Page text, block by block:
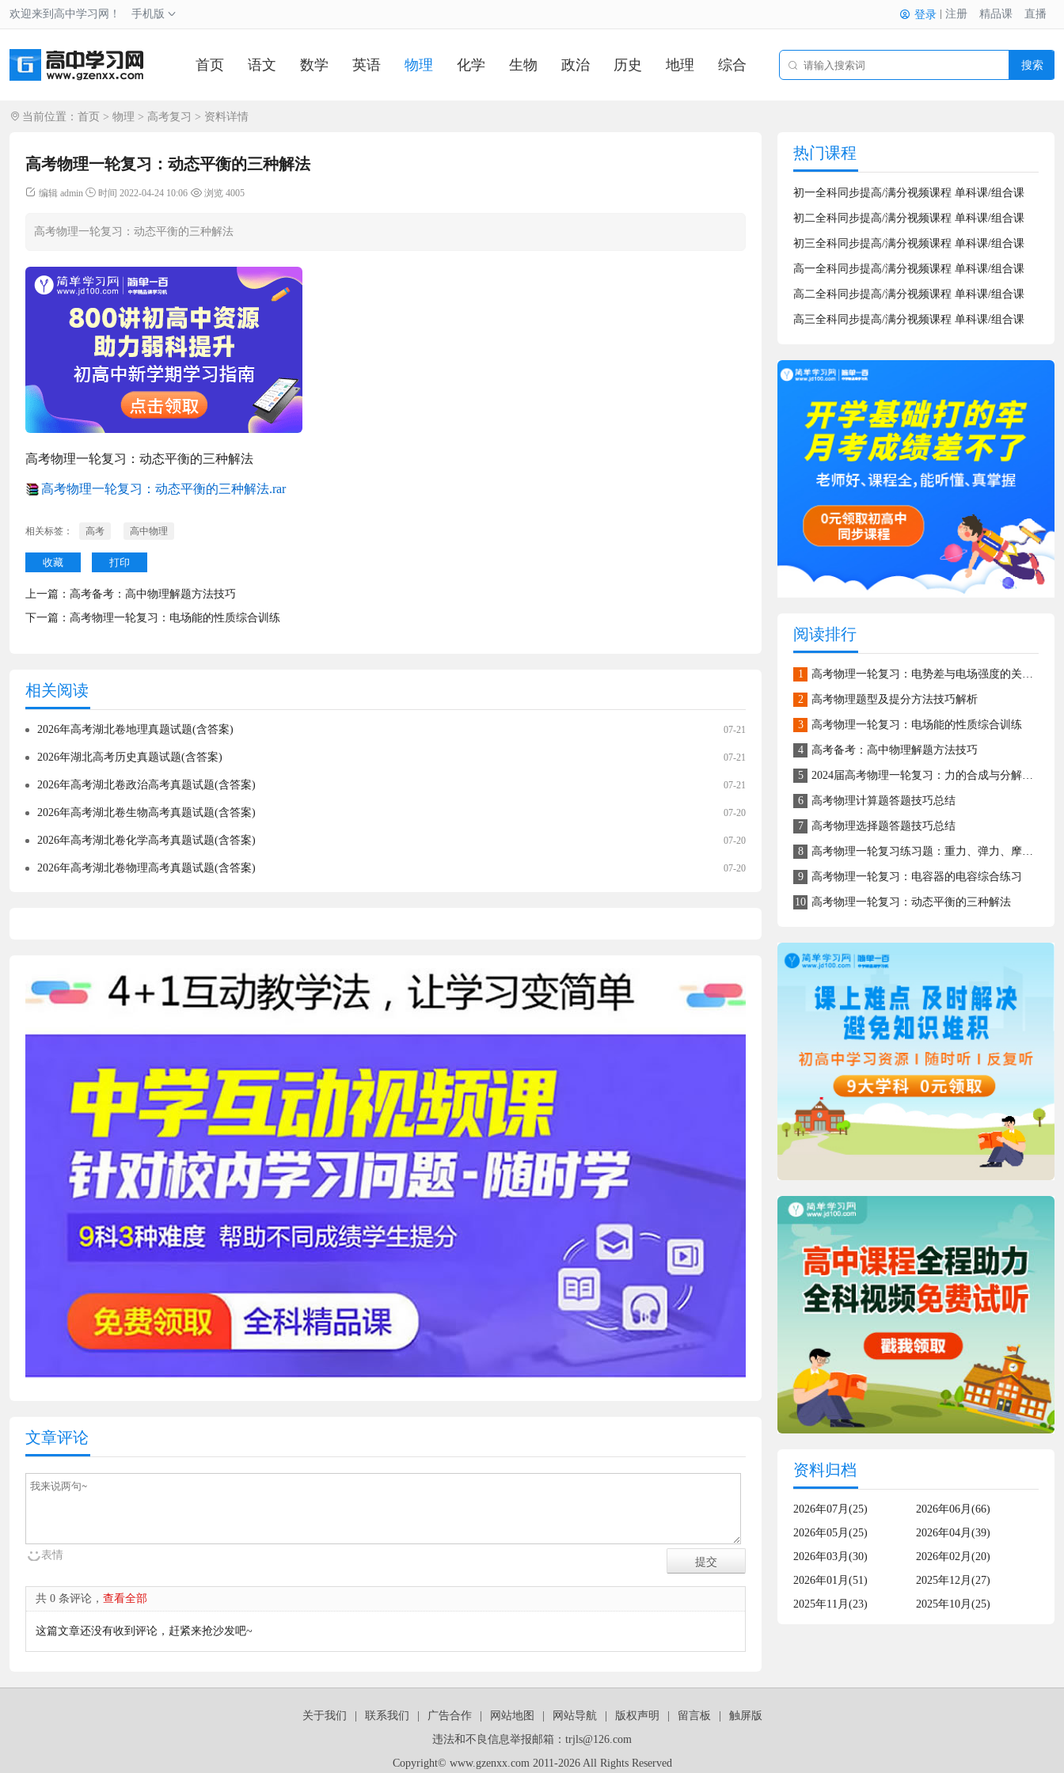
欢迎来到高中学习网！ 手机版 登录 注册 精品课 直播
首页 语文 数学 英语 物理 化学 生物 政治 历史 地理 综合 搜索
当前位置： 首页 > 物理 > 高考复习 > 资料详情
高考物理一轮复习：动态平衡的三种解法
编辑 admin 时间 2022-04-24 10:06 浏览 4005
高考物理一轮复习：动态平衡的三种解法
高考物理一轮复习：动态平衡的三种解法
高考物理一轮复习：动态平衡的三种解法.rar
相关标签： 高考 高中物理
收藏 打印
上一篇： 高考备考：高中物理解题方法技巧
下一篇： 高考物理一轮复习：电场能的性质综合训练
相关阅读
07-21
2026年高考湖北卷地理真题试题(含答案)
07-21
2026年湖北高考历史真题试题(含答案)
07-21
2026年高考湖北卷政治高考真题试题(含答案)
07-20
2026年高考湖北卷生物高考真题试题(含答案)
07-20
2026年高考湖北卷化学高考真题试题(含答案)
07-20
2026年高考湖北卷物理高考真题试题(含答案)
文章评论
表情
共 0 条评论， 查看全部
这篇文章还没有收到评论，赶紧来抢沙发吧~
热门课程
初一全科同步提高/满分视频课程 单科课/组合课
初二全科同步提高/满分视频课程 单科课/组合课
初三全科同步提高/满分视频课程 单科课/组合课
高一全科同步提高/满分视频课程 单科课/组合课
高二全科同步提高/满分视频课程 单科课/组合课
高三全科同步提高/满分视频课程 单科课/组合课
阅读排行
1 高考物理一轮复习：电势差与电场强度的关系综合训练
2 高考物理题型及提分方法技巧解析
3 高考物理一轮复习：电场能的性质综合训练
4 高考备考：高中物理解题方法技巧
5 2024届高考物理一轮复习：力的合成与分解备考必刷卷
6 高考物理计算题答题技巧总结
7 高考物理选择题答题技巧总结
8 高考物理一轮复习练习题：重力、弹力、摩擦力
9 高考物理一轮复习：电容器的电容综合练习
10 高考物理一轮复习：动态平衡的三种解法
资料归档
2026年07月(25)
2026年06月(66)
2026年05月(25)
2026年04月(39)
2026年03月(30)
2026年02月(20)
2026年01月(51)
2025年12月(27)
2025年11月(23)
2025年10月(25)
关于我们 联系我们 广告合作 网站地图 网站导航 版权声明 留言板
触屏版
违法和不良信息举报邮箱：trjls@126.com
Copyright© www.gzenxx.com 2011-2026 All Rights Reserved